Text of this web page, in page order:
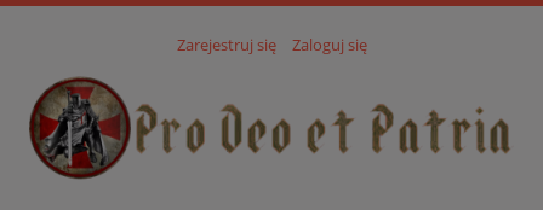
Zarejestruj się Zaloguj się